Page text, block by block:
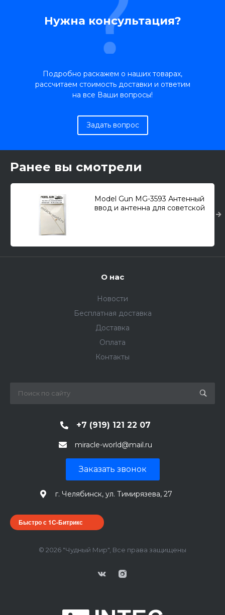
Нужна консультация?
Подробно раскажем о наших товарах,
рассчитаем стоимость доставки и ответим
на все Ваши вопросы!
Задать вопрос
Ранее вы смотрели
Model Gun MG-3593 Антенный
ввод и антенна для советской
О нас
Новости
Бесплатная доставка
Доставка
Оплата
Контакты
+7 (919) 121 22 07
miracle-world@mail.ru
Заказать звонок
г. Челябинск, ул. Тимирязева, 27
Быстро с 1С-Битрикс
© 2026 "Чудный Мир", Все права защищены